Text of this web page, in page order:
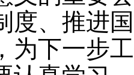
度、推进
为下一步